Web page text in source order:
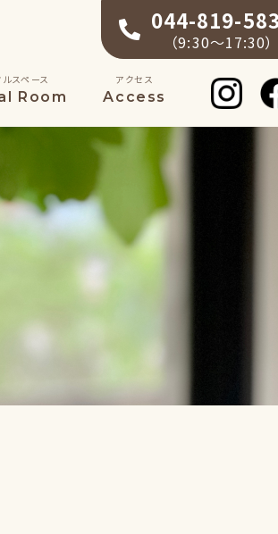
044-819-
（9:30〜17:30）
スペース
Room
アクセス
Access